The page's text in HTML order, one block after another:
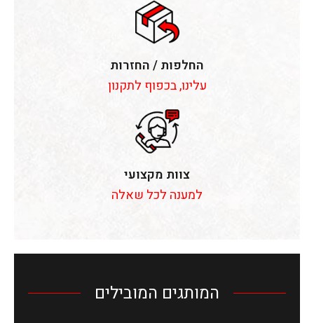
החלפות / החזרות
עלינו, בכפוף לתקנון
צוות מקצועי
למענה לכל שאלה
המותגים המובילים